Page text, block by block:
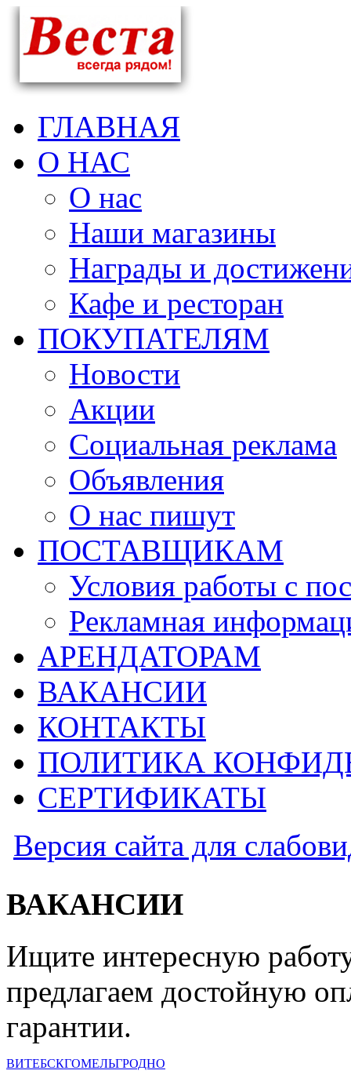
ГЛАВНАЯ
О НАС
О нас
Наши магазины
Награды и
Кафе и ресторан
ПОКУПАТЕЛЯМ
Новости
Акции
Социальная реклама
Объявления
О нас пишут
ПОСТАВЩИКАМ
Условия работы с
Рекламная
АРЕНДАТОРАМ
ВАКАНСИИ
КОНТАКТЫ
ПОЛИТИКА
СЕРТИФИКАТЫ
Версия сайта для
ВАКАНСИИ
Ищите интересную
предлагаем достойную
гарантии.
ВИТЕБСКГОМЕЛЬГРОДНО